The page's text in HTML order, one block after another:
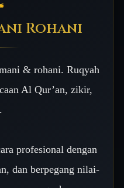
Rohani
& rohani. Ruqyah
Al Qur’an, zikir,
profesional dengan
dan berpegang nilai-